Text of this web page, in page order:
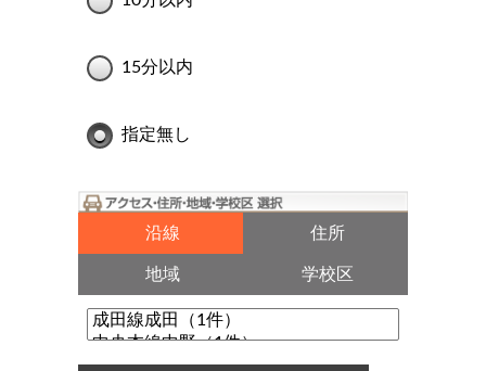
15分以内
指定無し
沿線 住所
地域 学校区